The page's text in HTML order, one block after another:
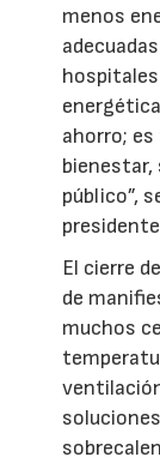
menos
ahorro;
bienestar,
público”,
El cierre
de
muchos